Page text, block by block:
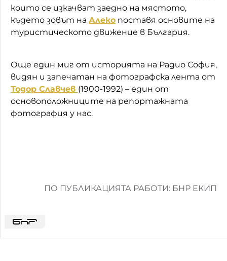
които се изкачват заедно на мястото,
където зовът на Алеко поставя основите на
туристическото движение в България.
Още един миг от историята на Радио София,
видян и запечатан на фотографска лента от
Тодор Славчев (1900-1992) – един от
основоположниците на репортажната
фотография у нас.
ПО ПУБЛИКАЦИЯТА РАБОТИ: БНР ЕКИП